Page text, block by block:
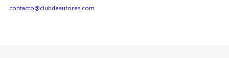
contacto@clubdeautores.com